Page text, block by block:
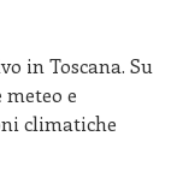
in Toscana. Su
e
climatiche